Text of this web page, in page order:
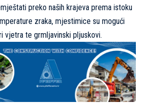
preko naših krajeva prema istoku
zraka, mjestimice su mogući
vjetra te grmljavinski pljuskovi.